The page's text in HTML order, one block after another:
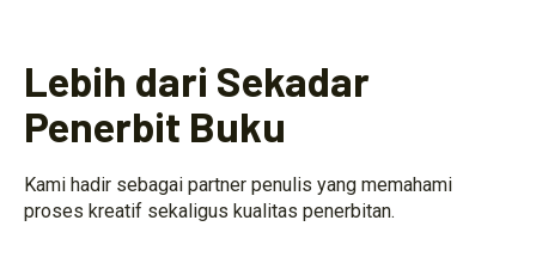
Lebih dari Sekadar
Penerbit Buku
Kami hadir sebagai partner penulis yang memahami
proses kreatif sekaligus kualitas penerbitan.